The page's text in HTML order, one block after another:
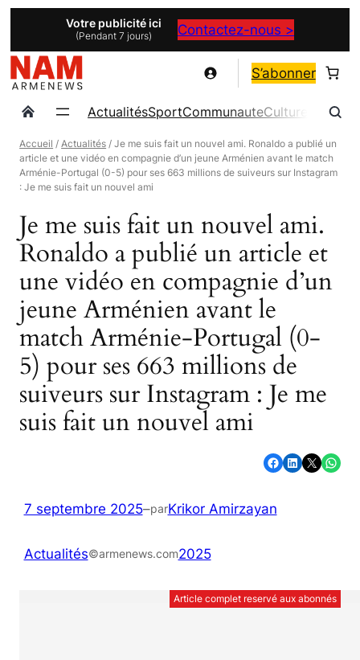
contenu
Votre publicité ici
(Pendant 7 jours) Contactez-nous >
S’abonner
ActualitésSportCommunauteCulture
Accueil /Actualités / Je me suis fait un nouvel ami. Ronaldo a publié un
article et une vidéo en compagnie d’un jeune Arménien avant le match
Arménie-Portugal (0-5) pour ses 663 millions de suiveurs sur Instagram
: Je me suis fait un nouvel ami
Je me suis fait un nouvel ami.
Ronaldo a publié un article et
une vidéo en compagnie d’un
jeune Arménien avant le
match Arménie-Portugal (0-
5) pour ses 663 millions de
suiveurs sur Instagram : Je me
suis fait un nouvel ami
Partager sur Facebook Partager sur LinkedIn Partager sur X Partager sur WhatsApp
7 septembre 2025–parKrikor Amirzayan
Actualités©armenews.com2025
Article complet reservé aux abonnés